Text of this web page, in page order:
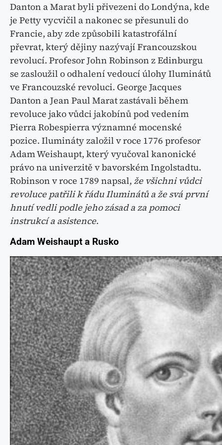
Danton a Marat byli přivezeni do Londýna, kde
je Petty vycvičil a nakonec se přesunuli do
Francie, aby zde způsobili katastrofální
převrat, který dějiny nazývají Francouzskou
revolucí. Profesor John Robinson z Edinburgu
se zasloužil o odhalení vedoucí úlohy Iluminátů
ve Francouzské revoluci. George Jacques
Danton a Jean Paul Marat zastávali během
revoluce jako vůdci jakobínů pod vedením
Pierra Robespierra významné mocenské
pozice. Ilumináty založil v roce 1776 profesor
Adam Weishaupt, který vyučoval kanonické
právo na univerzitě v bavorském Ingolstadtu.
Robinson v roce 1789 napsal, že všichni vůdci
revoluce patřili k řádu Iluminátů a že svá první
hnutí vedli podle jeho zásad a za pomoci
instrukcí a asistence.
Adam Weishaupt a Rusko